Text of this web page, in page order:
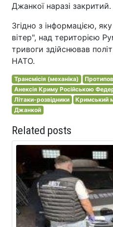
Джанкої наразі закритий.
Згідно з інформацією,
вітер", над територією
тривоги здійснював
НАТО.
Трансмісія (механіка)
Анексія Криму Російською
Літаки-розвідники
Кримський
Джанкой
Related posts